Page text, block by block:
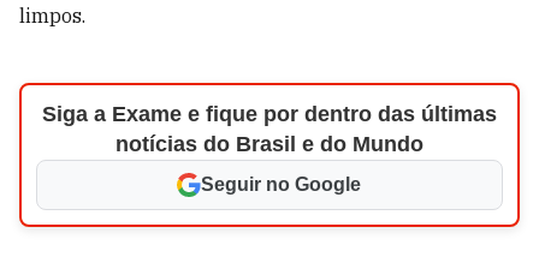
limpos.
Siga a Exame e fique por dentro das últimas
notícias do Brasil e do Mundo
Seguir no Google